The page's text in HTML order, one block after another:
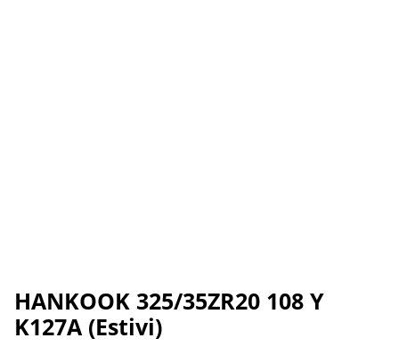
HANKOOK 325/35ZR20 108 Y
K127A (Estivi)